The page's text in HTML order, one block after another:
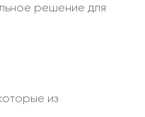
решение для
из